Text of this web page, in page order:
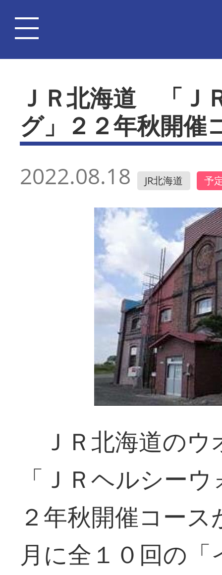
ＪＲ北海道 「Ｊ
グ」２２年秋開催
2022.08.18 JR北海道 予
ＪＲ北海道のウ
「ＪＲヘルシー
２年秋開催コー
月に全１０回の